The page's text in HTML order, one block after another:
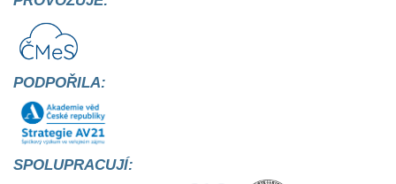
PODPOŘILA:
SPOLUPRACUJÍ: